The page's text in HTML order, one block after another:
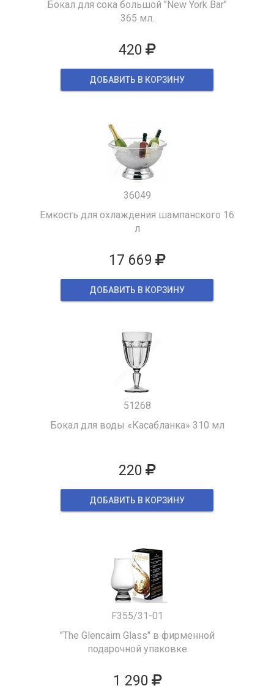
Бокал для сока большой "New York Bar"
365 мл.
420
ДОБАВИТЬ В КОРЗИНУ
36049
Емкость для охлаждения шампанского 16
л
17 669
ДОБАВИТЬ В КОРЗИНУ
51268
Бокал для воды «Касабланка» 310 мл
220
ДОБАВИТЬ В КОРЗИНУ
F355/31-01
"The Glencairn Glass" в фирменной
подарочной упаковке
1 290